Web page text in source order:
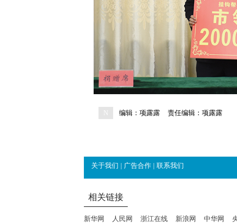
N 编辑：项露露 责任编辑：项露露
关于我们 广告合作 联系我们
相关链接
新华网 人民网 浙江在线 新浪网 中华网